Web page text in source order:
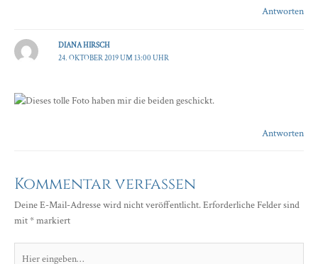
Antworten
DIANA HIRSCH
24. OKTOBER 2019 UM 13:00 UHR
Antworten
Kommentar verfassen
Deine E-Mail-Adresse wird nicht veröffentlicht.Erforderliche Felder sind
mit*markiert